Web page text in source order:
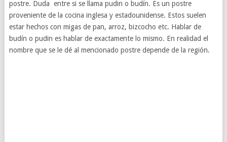
postre. Duda entre si se llama pudin o budín. Es un postre
proveniente de la cocina inglesa y estadounidense. Estos suelen
estar hechos con migas de pan, arroz, bizcocho etc. Hablar de
budín o pudin es hablar de exactamente lo mismo. En realidad el
nombre que se le dé al mencionado postre depende de la región.